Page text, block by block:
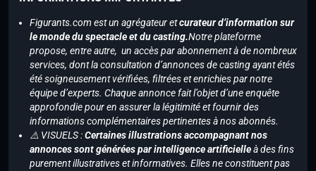
Figurants.com est un agrégateur etcurateur d’information sur
le monde du spectacle et du casting.Notre plateforme
propose, entre autre, un accès par abonnement à de nombreux
services, dont la consultation d’annonces de casting ayant étés
été soigneusement vérifiées, filtrées et enrichies par notre
équipe d’experts. Chaque annonce fait l’objet d’une enquête
approfondie pour en assurer la légitimité et fournir des
informations complémentaires pertinentes à nos abonnés.
⚠️ VISUELS :Certaines illustrations accompagnant nos
annonces sont générées par intelligence artificielleà des fins
purement illustratives et informatives. Elles ne constituent pas